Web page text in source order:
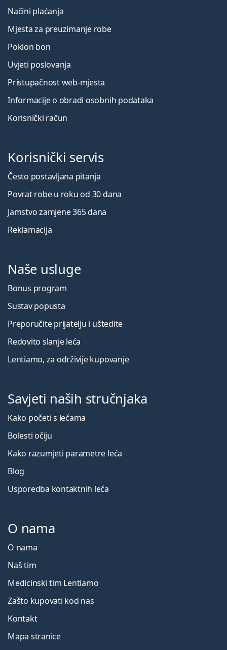
Načini plaćanja
Mjesta za preuzimanje robe
Poklon bon
Uvjeti poslovanja
Pristupačnost web-mjesta
Informacije o obradi osobnih podataka
Korisnički račun
Korisnički servis
Često postavljana pitanja
Povrat robe u roku od 30 dana
Jamstvo zamjene 365 dana
Reklamacija
Naše usluge
Bonus program
Sustav popusta
Preporučite prijatelju i uštedite
Redovito slanje leća
Lentiamo, za održivije kupovanje
Savjeti naših stručnjaka
Kako početi s lećama
Bolesti očiju
Kako razumjeti parametre leća
Blog
Usporedba kontaktnih leća
O nama
O nama
Naš tim
Medicinski tim Lentiamo
Zašto kupovati kod nas
Kontakt
Mapa stranice